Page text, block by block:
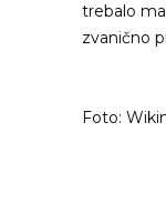
trebalo
zvanično
Foto: